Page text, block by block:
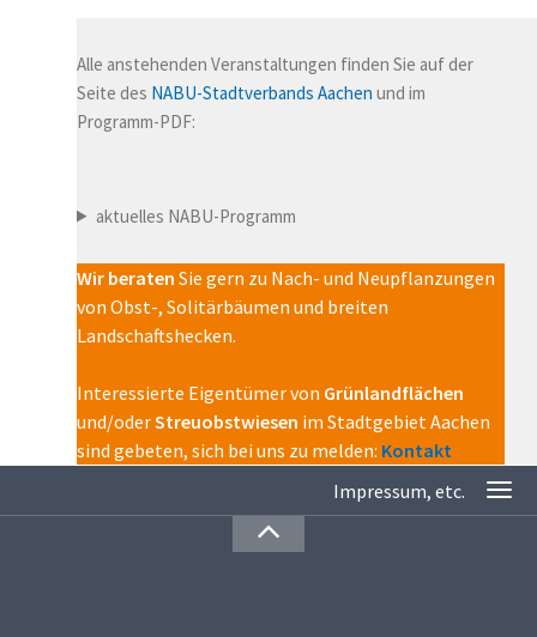
Alle anstehenden Veranstaltungen finden Sie auf der
Seite des NABU-Stadtverbands Aachen und im
Programm-PDF:
aktuelles NABU-Programm
Wir beraten Sie gern zu Nach- und Neupflanzungen
von Obst-, Solitärbäumen und breiten
Landschaftshecken.
Interessierte Eigentümer von Grünlandflächen
und/oderStreuobstwiesen im Stadtgebiet Aachen
sind gebeten, sich bei uns zu melden: Kontakt